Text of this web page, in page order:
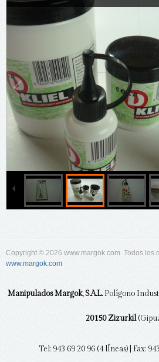
Copyright © 2026 www.margok.com. Todos los
www.margok.com
Manipulados Margok, S.A.L.Polígono
20150 Zizurkil
Tel: 943 69 20 96 (4 lÍneas) | Fax: